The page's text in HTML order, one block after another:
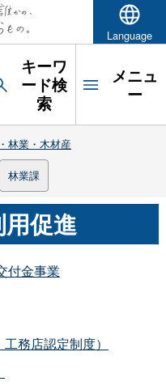
Language
キーワ
ード検
索
メニュ
ー
林業・木材産
林業課
促進
付金事業
務店認定制度）